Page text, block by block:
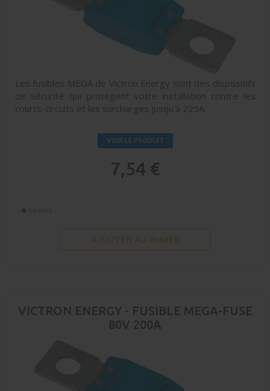
Les fusibles MEGA de Victron Energy sont des dispositifs
de sécurité qui protègent votre installation contre les
courts-circuits et les surcharges jusqu'à 225A.
VOIR LE PRODUIT
7,54 €
En stock
AJOUTER AU PANIER
VICTRON ENERGY - FUSIBLE MEGA-FUSE
80V 200A